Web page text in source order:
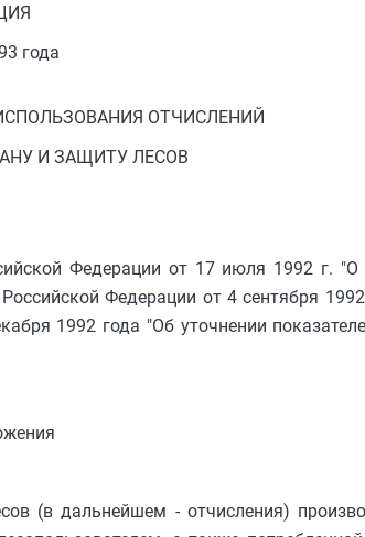
года
ОТЧИСЛЕНИЙ
И ЗАЩИТУ ЛЕСОВ
Федерации от 17 июля 1992 г.
Федерации от 4 сентября
1992 года "Об уточнении
(в дальнейшем - отчисления)